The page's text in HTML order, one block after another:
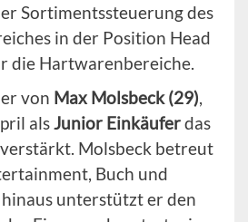
Sortimentssteuerung des
in der Position Head
die Hartwarenbereiche.
von Max Molsbeck (29),
alsJunior Einkäuferdas
verstärkt. Molsbeck betreut
Buch und
unterstützt er den